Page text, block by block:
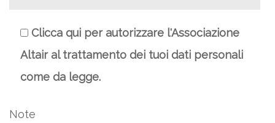
Clicca qui per autorizzare l'Associazione
Altair al trattamento dei tuoi dati personali
come da legge.
Note